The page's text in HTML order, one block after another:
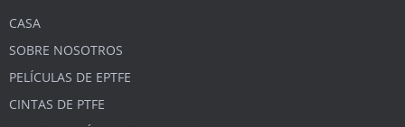
CASA
SOBRE NOSOTROS
PELÍCULAS DE EPTFE
CINTAS DE PTFE